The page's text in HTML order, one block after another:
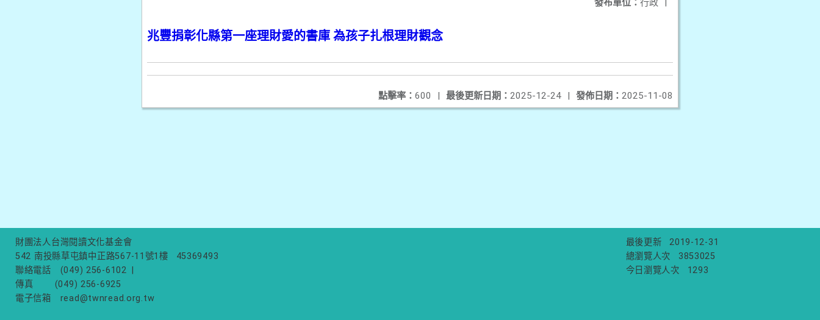
發布單位： 行政 |
兆豐捐彰化縣第一座理財愛的書庫 為孩子扎根理財觀念
發佈日期： 2025-11-08
最後更新日期： 2025-12-24 |
點擊率： 600 |
財團法人台灣閱讀文化基金會
542 南投縣草屯鎮中正路567-11號1樓
45369493
聯絡電話
(049) 256-6102
傳真
(049) 256-6925
電子信箱
read@twnread.org.tw
最後更新
2019-12-31
總瀏覽人次
3853025
今日瀏覽人次
1293